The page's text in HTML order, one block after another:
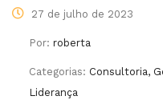
27 de julho de 2023
Por: roberta
Categorias: Consultoria,
Liderança